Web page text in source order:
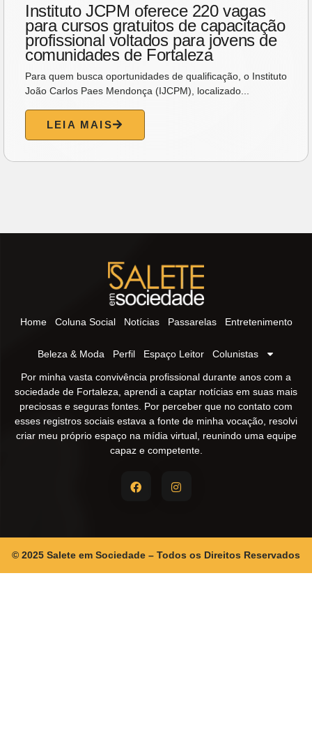
Instituto JCPM oferece 220 vagas
para cursos gratuitos de capacitação
profissional voltados para jovens de
comunidades de Fortaleza
Para quem busca oportunidades de qualificação, o Instituto
João Carlos Paes Mendonça (IJCPM), localizado...
LEIA MAIS
Home Coluna Social Notícias Passarelas Entretenimento
Beleza & Moda Perfil Espaço Leitor Colunistas
Por minha vasta convivência profissional durante anos com a
sociedade de Fortaleza, aprendi a captar notícias em suas mais
preciosas e seguras fontes. Por perceber que no contato com
esses registros sociais estava a fonte de minha vocação, resolvi
criar meu próprio espaço na mídia virtual, reunindo uma equipe
capaz e competente.
© 2025 Salete em Sociedade – Todos os Direitos Reservados